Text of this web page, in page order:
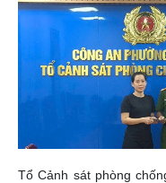
Tổ Cảnh sát phòng